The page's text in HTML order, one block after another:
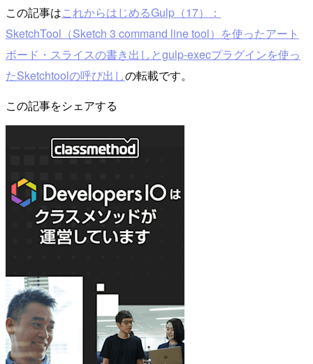
この記事はこれからはじめるGulp（17）：
SketchTool（Sketch 3 command line tool）を使ったアート
ボード・スライスの書き出しとgulp-execプラグインを使っ
たSketchtoolの呼び出しの転載です。
この記事をシェアする